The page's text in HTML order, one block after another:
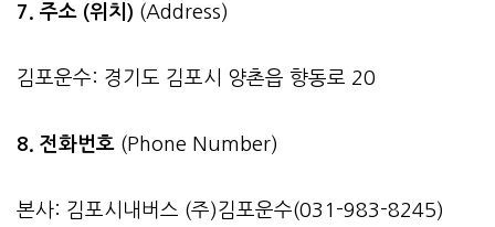
7. 주소 (위치) (Address)
김포운수: 경기도 김포시 양촌읍 향동로 20
8. 전화번호 (Phone Number)
본사: 김포시내버스 (주)김포운수(031-983-8245)